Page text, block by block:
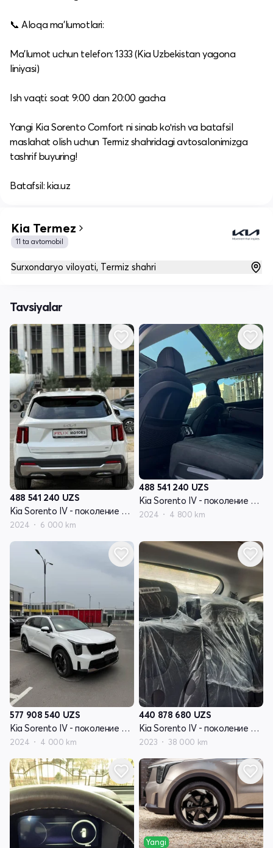
📞 Aloqa ma’lumotlari:
Ma’lumot uchun telefon: 1333 (Kia Uzbekistan yagona
liniyasi)
Ish vaqti: soat 9:00 dan 20:00 gacha
Yangi Kia Sorento Comfort ni sinab koʻrish va batafsil
maslahat olish uchun Termiz shahridagi avtosalonimizga
tashrif buyuring!
Batafsil: kia.uz
Kia Termez
11 ta avtomobil
Surxondaryo viloyati, Termiz shahri
Tavsiyalar
488 541 240 UZS
Kia Sorento IV - поколение рестайлинг
2024 6 000 km
488 541 240 UZS
Kia Sorento IV - поколение рестайлинг
2024 4 800 km
577 908 540 UZS
Kia Sorento IV - поколение рестайлинг
2024 4 000 km
440 878 680 UZS
Kia Sorento IV - поколение рестайлинг
2023 38 000 km
Yangi